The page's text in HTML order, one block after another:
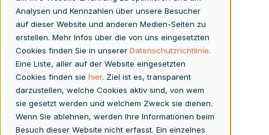
Analysen und Kennzahlen über unsere Besucher
auf dieser Website und anderen Medien-Seiten zu
erstellen. Mehr Infos über die von uns eingesetzten
Cookies finden Sie in unserer Datenschutzrichtlinie.
Eine Liste, aller auf der Website eingesetzten
Cookies finden sie hier. Ziel ist es, transparent
darzustellen, welche Cookies aktiv sind, von wem
sie gesetzt werden und welchem Zweck sie dienen.
Wenn Sie ablehnen, werden Ihre Informationen beim
Besuch dieser Website nicht erfasst. Ein einzelnes
NACHHALTIGKEITS
-
BERICHTERSTATTU
NG
Unternehmen sind zunehmend gefordert, eine